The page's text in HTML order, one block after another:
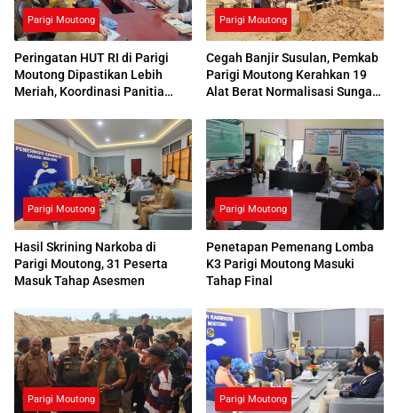
Parigi Moutong
Peringatan HUT RI di Parigi
Moutong Dipastikan Lebih
Meriah, Koordinasi Panitia
Parigi Moutong
Cegah Banjir Susulan, Pemkab
Parigi Moutong Kerahkan 19
Alat Berat Normalisasi Sungai
Parigi Moutong
Hasil Skrining Narkoba di
Parigi Moutong, 31 Peserta
Masuk Tahap Asesmen
Parigi Moutong
Penetapan Pemenang Lomba
K3 Parigi Moutong Masuki
Tahap Final
Parigi Moutong Parigi Moutong